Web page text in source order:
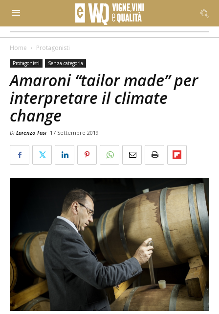
Home Protagonisti
Protagonisti Senza categoria
Amaroni “tailor made” per
interpretare il climate
change
Di Lorenzo Tosi 17 Settembre 2019